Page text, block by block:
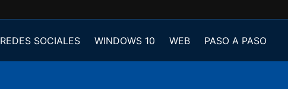
REDES SOCIALES WINDOWS 10 WEB
PASO A PASO